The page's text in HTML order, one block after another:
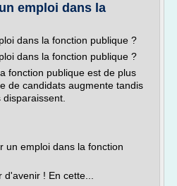
emploi dans la
dans la fonction publique ?
dans la fonction publique ?
fonction publique est de plus
de candidats augmente tandis
un emploi dans la fonction
! En cette...